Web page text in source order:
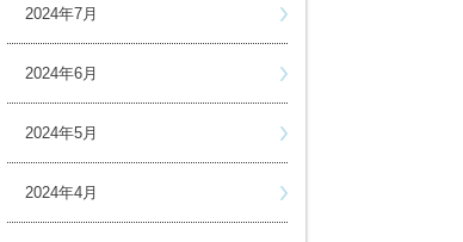
2024年7月
2024年6月
2024年5月
2024年4月